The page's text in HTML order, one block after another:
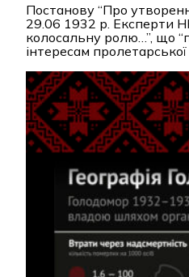
Постанову “Про
29.06 1932 р. Експерти
колосальну ролю…”, що
iнтересам